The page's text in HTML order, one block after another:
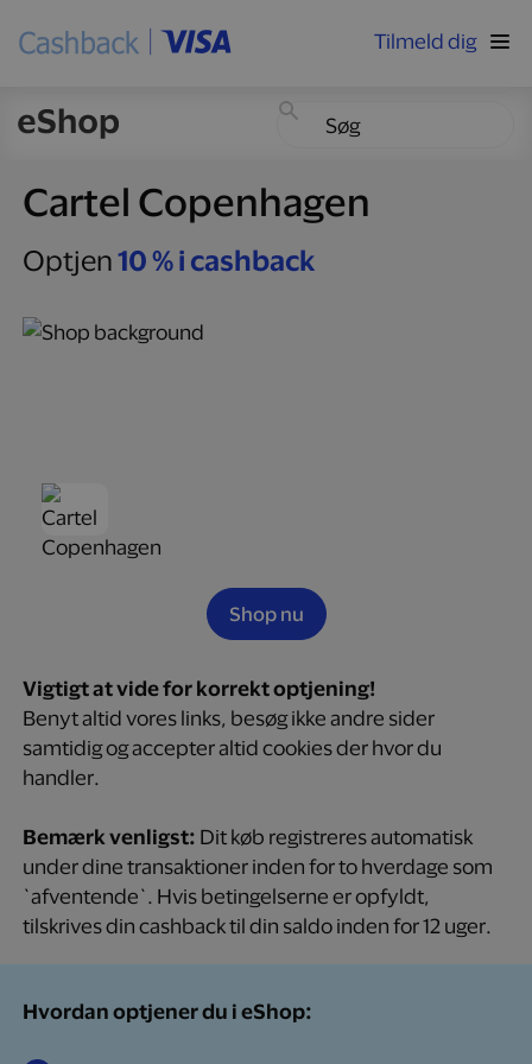
Tilmeld dig
Cartel Copenhagen
Optjen10 % i cashback
Shop nu
Vigtigt at vide for korrekt optjening!
Benyt altid vores links, besøg ikke andre sider
samtidig og accepter altid cookies der hvor du
handler.
Bemærk venligst: Dit køb registreres automatisk
under dine transaktioner inden for to hverdage som
`afventende`. Hvis betingelserne er opfyldt,
tilskrives din cashback til din saldo inden for 12 uger.
Hvordan optjener du i eShop: